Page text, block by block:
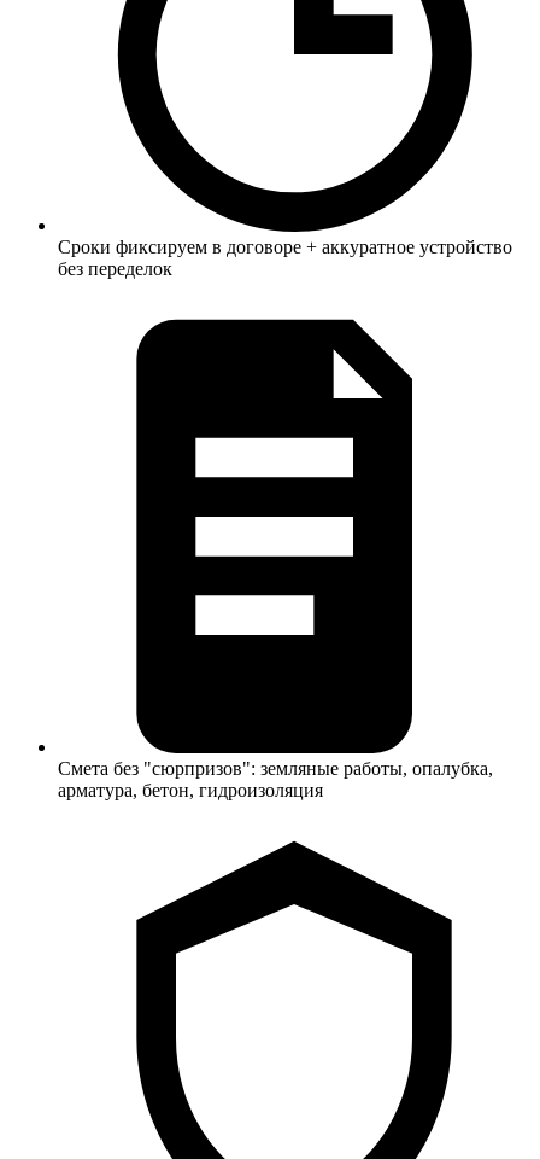
Сроки фиксируем в договоре + аккуратное устройство
без переделок
Смета без "сюрпризов": земляные работы, опалубка,
арматура, бетон, гидроизоляция